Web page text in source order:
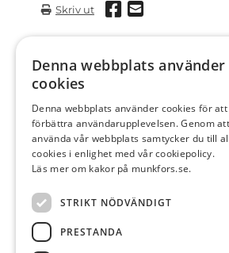
Skriv ut Dela via
Dela via
Denna webbplats använder
cookies
Denna webbplats använder cookies för att
förbättra användarupplevelsen. Genom att
använda vår webbplats samtycker du till
cookies i enlighet med vår cookiepolicy.
Läs mer om kakor på munkfors.se.
STRIKT NÖDVÄNDIGT
PRESTANDA